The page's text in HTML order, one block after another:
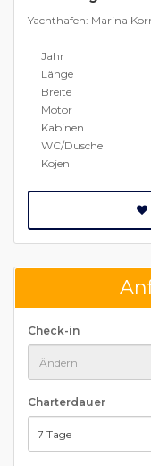
Yachthafen: Marina
Jahr
Länge
Breite
Motor
Kabinen
WC/Dusche
Kojen
Check-in
Charterdauer